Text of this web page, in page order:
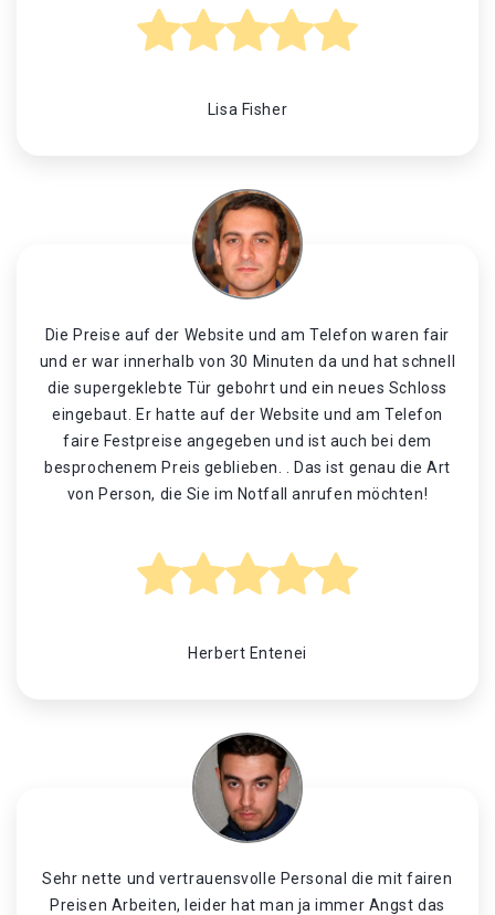
Lisa Fisher
Die Preise auf der Website und am Telefon waren fair
und er war innerhalb von 30 Minuten da und hat schnell
die supergeklebte Tür gebohrt und ein neues Schloss
eingebaut. Er hatte auf der Website und am Telefon
faire Festpreise angegeben und ist auch bei dem
besprochenem Preis geblieben. . Das ist genau die Art
von Person, die Sie im Notfall anrufen möchten!
Herbert Entenei
Sehr nette und vertrauensvolle Personal die mit fairen
Preisen Arbeiten, leider hat man ja immer Angst das